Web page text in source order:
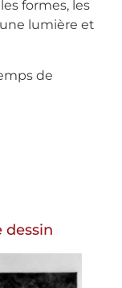
formes, les
lumière et
de
dessin